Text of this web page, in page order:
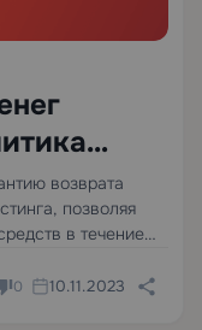
возврата
позволяя
в течение
Это окно
0 10.11.2023